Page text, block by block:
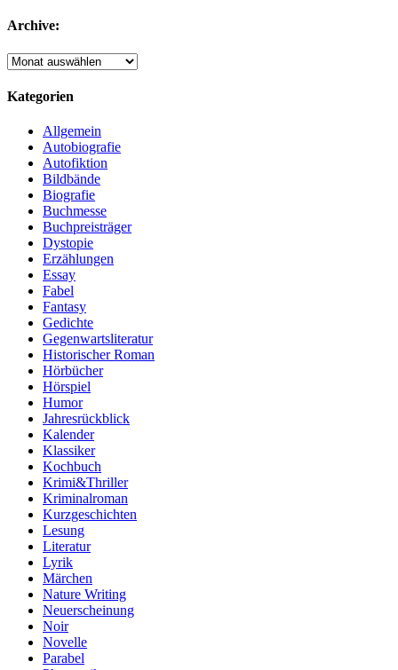
Archive:
Archive:
Kategorien
Allgemein
Autobiografie
Autofiktion
Bildbände
Biografie
Buchmesse
Buchpreisträger
Dystopie
Erzählungen
Essay
Fabel
Fantasy
Gedichte
Gegenwartsliteratur
Historischer Roman
Hörbücher
Hörspiel
Humor
Jahresrückblick
Kalender
Klassiker
Kochbuch
Krimi&Thriller
Kriminalroman
Kurzgeschichten
Lesung
Literatur
Lyrik
Märchen
Nature Writing
Neuerscheinung
Noir
Novelle
Parabel